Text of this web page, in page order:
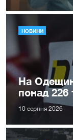
НОВИНИ
На
понад 226
10 серпня 2026